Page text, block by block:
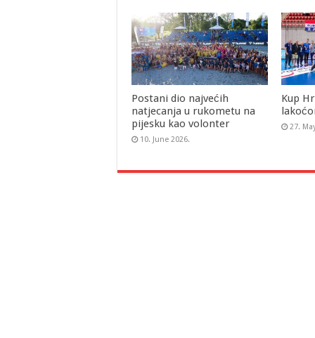
Postani dio najvećih
natjecanja u rukometu na
pijesku kao volonter
10. June 2026.
Kup
27.